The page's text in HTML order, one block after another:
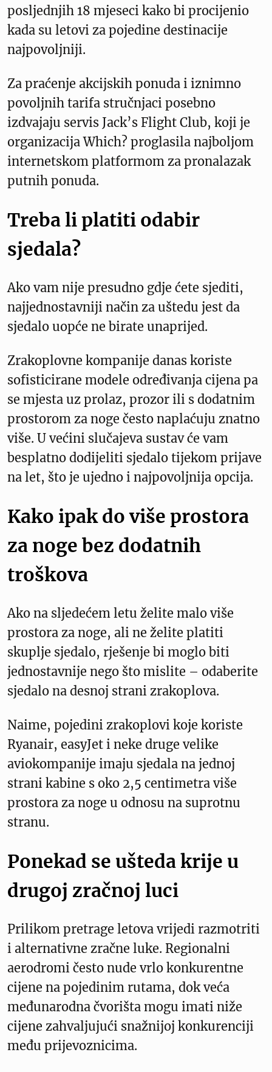
posljednjih 18 mjeseci kako bi procijenio
kada su letovi za pojedine destinacije
najpovoljniji.
Za praćenje akcijskih ponuda i iznimno
povoljnih tarifa stručnjaci posebno
izdvajaju servis Jack’s Flight Club, koji je
organizacija Which? proglasila najboljom
internetskom platformom za pronalazak
putnih ponuda.
Treba li platiti odabir
sjedala?
Ako vam nije presudno gdje ćete sjediti,
najjednostavniji način za uštedu jest da
sjedalo uopće ne birate unaprijed.
Zrakoplovne kompanije danas koriste
sofisticirane modele određivanja cijena pa
se mjesta uz prolaz, prozor ili s dodatnim
prostorom za noge često naplaćuju znatno
više. U većini slučajeva sustav će vam
besplatno dodijeliti sjedalo tijekom prijave
na let, što je ujedno i najpovoljnija opcija.
Kako ipak do više prostora
za noge bez dodatnih
troškova
Ako na sljedećem letu želite malo više
prostora za noge, ali ne želite platiti
skuplje sjedalo, rješenje bi moglo biti
jednostavnije nego što mislite – odaberite
sjedalo na desnoj strani zrakoplova.
Naime, pojedini zrakoplovi koje koriste
Ryanair, easyJet i neke druge velike
aviokompanije imaju sjedala na jednoj
strani kabine s oko 2,5 centimetra više
prostora za noge u odnosu na suprotnu
stranu.
Ponekad se ušteda krije u
drugoj zračnoj luci
Prilikom pretrage letova vrijedi razmotriti
i alternativne zračne luke. Regionalni
aerodromi često nude vrlo konkurentne
cijene na pojedinim rutama, dok veća
međunarodna čvorišta mogu imati niže
cijene zahvaljujući snažnijoj konkurenciji
među prijevoznicima.